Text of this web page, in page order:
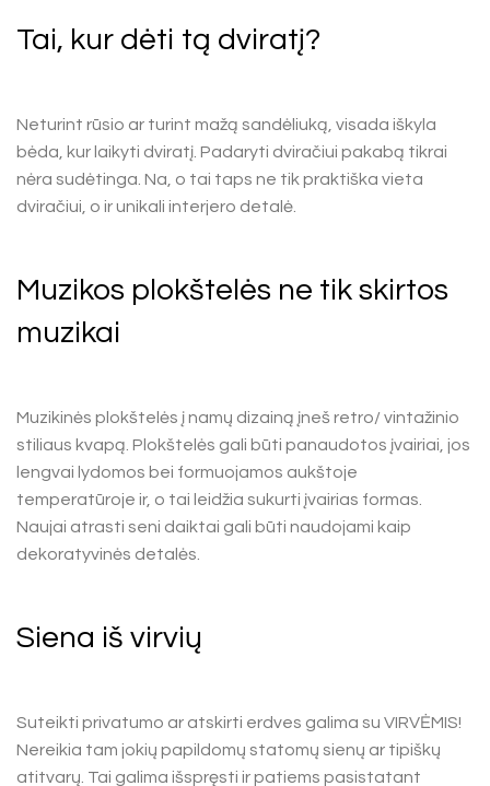
Tai, kur dėti tą dviratį?
Neturint rūsio ar turint mažą sandėliuką, visada iškyla
bėda, kur laikyti dviratį. Padaryti dviračiui pakabą tikrai
nėra sudėtinga. Na, o tai taps ne tik praktiška vieta
dviračiui, o ir unikali interjero detalė.
Muzikos plokštelės ne tik skirtos
muzikai
Muzikinės plokštelės į namų dizainą įneš retro/ vintažinio
stiliaus kvapą. Plokštelės gali būti panaudotos įvairiai, jos
lengvai lydomos bei formuojamos aukštoje
temperatūroje ir, o tai leidžia sukurti įvairias formas.
Naujai atrasti seni daiktai gali būti naudojami kaip
dekoratyvinės detalės.
Siena iš virvių
Suteikti privatumo ar atskirti erdves galima su VIRVĖMIS!
Nereikia tam jokių papildomų statomų sienų ar tipiškų
atitvarų. Tai galima išspręsti ir patiems pasistatant